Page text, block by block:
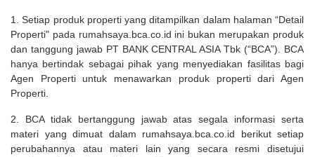
1. Setiap produk properti yang ditampilkan dalam halaman “Detail
Properti" pada rumahsaya.bca.co.id ini bukan merupakan produk
dan tanggung jawab PT BANK CENTRAL ASIA Tbk (“BCA”). BCA
hanya bertindak sebagai pihak yang menyediakan fasilitas bagi
Agen Properti untuk menawarkan produk properti dari Agen
Properti.
2. BCA tidak bertanggung jawab atas segala informasi serta
materi yang dimuat dalam rumahsaya.bca.co.id berikut setiap
perubahannya atau materi lain yang secara resmi disetujui